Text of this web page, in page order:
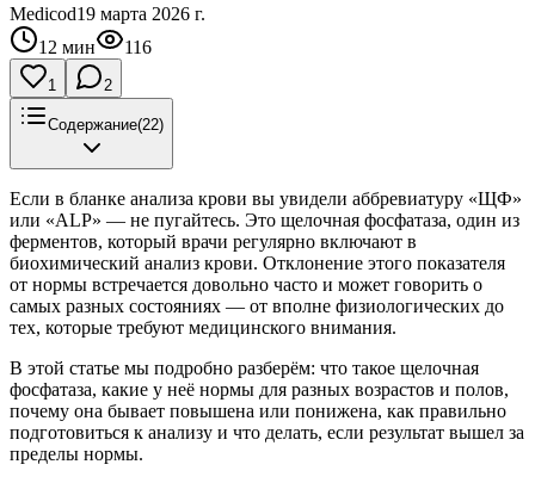
Medicod19 марта 2026 г.
12 мин 116
1 2
Содержание(22)
Если в бланке анализа крови вы увидели аббревиатуру «ЩФ»
или «ALP» — не пугайтесь. Это щелочная фосфатаза, один из
ферментов, который врачи регулярно включают в
биохимический анализ крови. Отклонение этого показателя
от нормы встречается довольно часто и может говорить о
самых разных состояниях — от вполне физиологических до
тех, которые требуют медицинского внимания.
В этой статье мы подробно разберём: что такое щелочная
фосфатаза, какие у неё нормы для разных возрастов и полов,
почему она бывает повышена или понижена, как правильно
подготовиться к анализу и что делать, если результат вышел за
пределы нормы.